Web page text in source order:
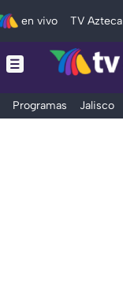
en vivo TV Azteca
Programas Jalisco